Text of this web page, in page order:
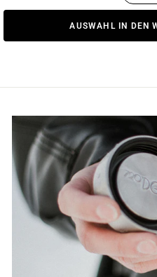
AUSWAHL IN DEN